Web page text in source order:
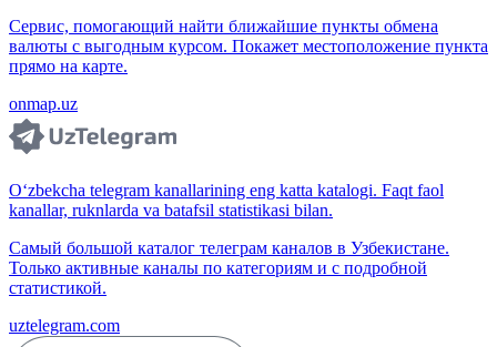
Сервис, помогающий найти ближайшие пункты обмена
валюты с выгодным курсом. Покажет местоположение пункта
прямо на карте.
onmap.uz
O‘zbekcha telegram kanallarining eng katta katalogi. Faqt faol
kanallar, ruknlarda va batafsil statistikasi bilan.
Самый большой каталог телеграм каналов в Узбекистане.
Только активные каналы по категориям и с подробной
статистикой.
uztelegram.com